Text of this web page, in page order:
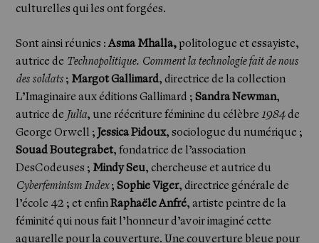
Actualités
culturelles qui les ont forgées.
Sont ainsi réunies :Asma Mhalla, politologue et essayiste,
autrice de Technopolitique. Comment la technologie fait de nous
des soldats ; Margot Gallimard, directrice de la collection
L’Imaginaire aux éditions Gallimard ;Sandra Newman,
autrice de Julia, une réécriture féminine du célèbre1984de
George Orwell ;Jessica Pidoux, sociologue du numérique ;
Souad Boutegrabet, fondatrice de l’association
DesCodeuses ; Mindy Seu, chercheuse et autrice du
Cyberfeminism Index;Sophie Viger, directrice générale de
l’école 42 ; et enfinRaphaële Anfré, artiste peintre de la
féminité qui nous fait l’honneur d’avoir imaginé cette
aquarelle pour la couverture. Une couverture bleue pour